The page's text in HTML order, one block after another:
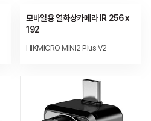
모바일용 열화상카메라 IR 256 x
192
HIKMICRO MINI2 Plus V2